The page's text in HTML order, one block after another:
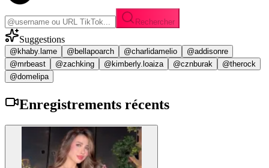
Rechercher
Suggestions
@khaby.lame @bellapoarch @charlidamelio
@addisonre
@mrbeast
@zachking @kimberly.loaiza @cznburak
@therock
@domelipa
Enregistrements récents